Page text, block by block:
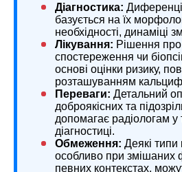
Діагностика:
базується на їх
необхідності, динаміці
Лікування: Рішення
спостереження чи
основі оцінки ризику,
розташуванням
Переваги: Детальний
доброякісних та
допомагає радіологам у
діагностиці.
Обмеження: Деякі типи
особливо при змішаних
певних контекстах,